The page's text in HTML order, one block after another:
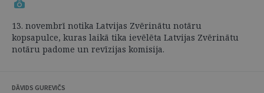
13. novembrī notika Latvijas Zvērinātu notāru
kopsapulce, kuras laikā tika ievēlēta Latvijas Zvērinātu
notāru padome un revīzijas komisija.
DĀVIDS GUREVIČS